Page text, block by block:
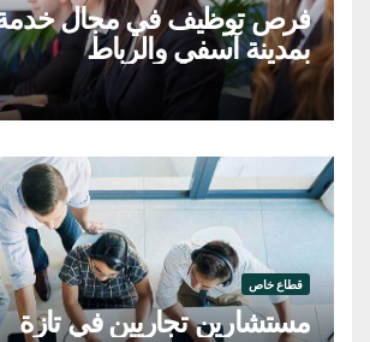
فرص توظيف في مجال خدمة
بمدينة آسفي والرباط
قطاع خاص
مستشارين تجاريين في تازة